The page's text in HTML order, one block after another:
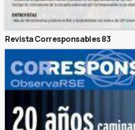
Revista Corresponsables 83